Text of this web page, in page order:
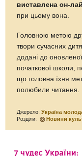
виставлена он-
при цьому вона.
Головною метою
твори сучасних
додані до
початкової школи,
що головна їхня
полюбили читання.
Джерело:Україна
Розділи:
Новини